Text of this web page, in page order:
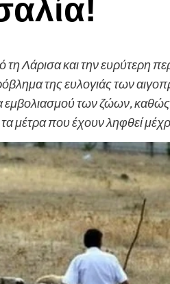
Λάρισα και την ευρύτερη
της ευλογιάς των
των ζώων, καθώς
μέτρα που έχουν ληφθεί